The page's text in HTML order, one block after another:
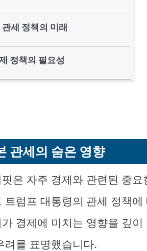
세 정책의 미래
정책의 필요성
관세의 숨은 영향
은 자주 경제와 관련된 중요
럼프 대통령의 관세 정책에
경제에 미치는 영향을 깊이
려를 표명했습니다.